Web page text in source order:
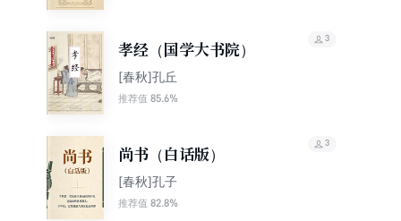
孝经（国学大书院）
[春秋]孔丘
推荐值 85.6%
3
尚书（白话版）
[春秋]孔子
推荐值 82.8%
3